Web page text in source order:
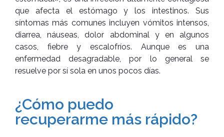
que afecta el estómago y los intestinos. Sus
síntomas más comunes incluyen vómitos intensos,
diarrea, náuseas, dolor abdominal y en algunos
casos, fiebre y escalofríos. Aunque es una
enfermedad desagradable, por lo general se
resuelve por sí sola en unos pocos días.
¿Cómo puedo
recuperarme más rápido?